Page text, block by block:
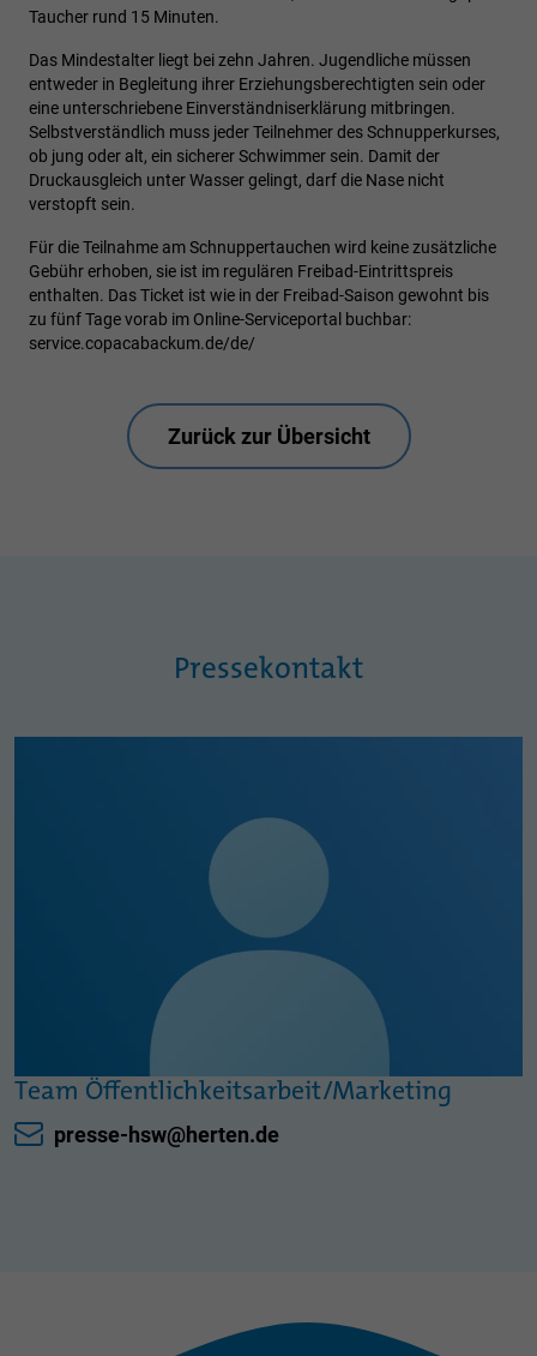
Taucher rund 15 Minuten.
Das Mindestalter liegt bei zehn Jahren. Jugendliche müssen
entweder in Begleitung ihrer Erziehungsberechtigten sein oder
eine unterschriebene Einverständniserklärung mitbringen.
Selbstverständlich muss jeder Teilnehmer des Schnupperkurses,
ob jung oder alt, ein sicherer Schwimmer sein. Damit der
Druckausgleich unter Wasser gelingt, darf die Nase nicht
verstopft sein.
Für die Teilnahme am Schnuppertauchen wird keine zusätzliche
Gebühr erhoben, sie ist im regulären Freibad-Eintrittspreis
enthalten. Das Ticket ist wie in der Freibad-Saison gewohnt bis
zu fünf Tage vorab im Online-Serviceportal buchbar:
service.copacabackum.de/de/
Zurück zur Übersicht
Pressekontakt
Team Öffentlichkeitsarbeit/Marketing
presse-hsw@herten.de